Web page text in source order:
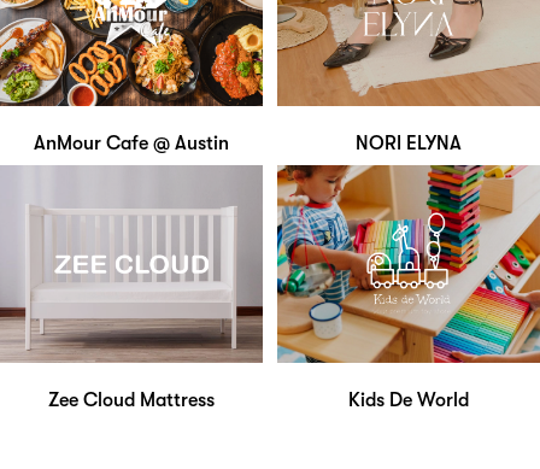
AnMour Cafe @ Austin NORI ELYNA
Zee Cloud Mattress Kids De World